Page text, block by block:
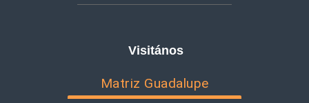
Visitános
Matriz Guadalupe